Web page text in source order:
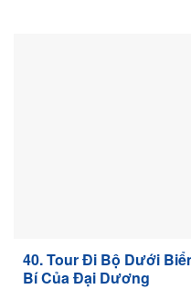
40. Tour Đi Bộ Dưới
Bí Của Đại Dương